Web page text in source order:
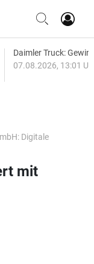
Daimler Truck:
07.08.2026, 13:01
Digitale
mit